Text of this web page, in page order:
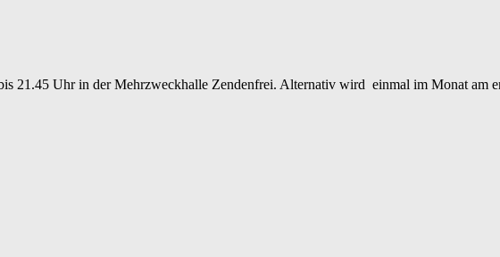
21.45 Uhr in der Mehrzweckhalle Zendenfrei. Alternativ wird einmal im Monat am